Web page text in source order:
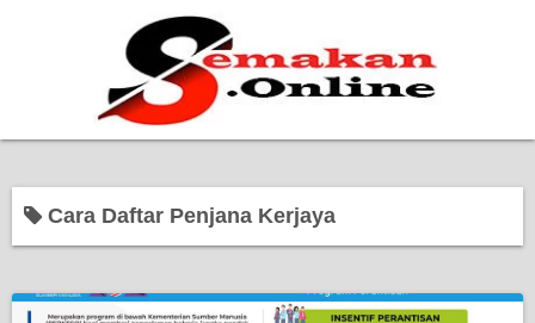
Bantuan Kerajaan
Cara Daftar Penjana Kerjaya